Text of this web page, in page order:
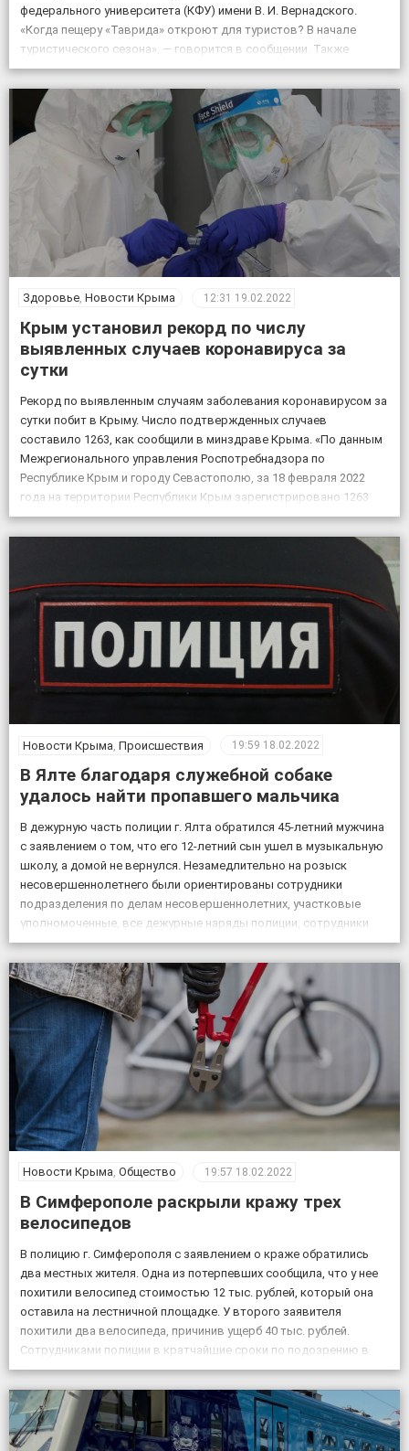
федерального университета (КФУ) имени В. И. Вернадского.
«Когда пещеру «Таврида» откроют для туристов? В начале
туристического сезона», — говорится в сообщении. Также
отмечается, что посещение «Тавриды» будет полностью
безопасным. За возможным движением грунтов и камней […]
Здоровье, Новости Крыма 12:31 19.02.2022
Крым установил рекорд по числу
выявленных случаев коронавируса за
сутки
Рекорд по выявленным случаям заболевания коронавирусом за
сутки побит в Крыму. Число подтвержденных случаев
составило 1263, как сообщили в минздраве Крыма. «По данным
Межрегионального управления Роспотребнадзора по
Республике Крым и городу Севастополю, за 18 февраля 2022
года на территории Республики Крым зарегистрировано 1263
случая новой коронавирусной инфекции, всего выявлено 151605
положительных на COVID-19», – по […]
Новости Крыма Происшествия 19:59 18.02.2022
В Ялте благодаря служебной собаке
удалось найти пропавшего мальчика
В дежурную часть полиции г. Ялта обратился 45-летний мужчина
с заявлением о том, что его 12-летний сын ушел в музыкальную
школу, а домой не вернулся. Незамедлительно на розыск
несовершеннолетнего были ориентированы сотрудники
подразделения по делам несовершеннолетних, участковые
уполномоченные, все дежурные наряды полиции, сотрудники
патрульной постовой службы, ГИБДД, уголовного розыска.
Также к поисковым мероприятиям привлекли кинолога […]
Новости Крыма, Общество 19:57 18.02.2022
В Симферополе раскрыли кражу трех
велосипедов
В полицию г. Симферополя с заявлением о краже обратились
два местных жителя. Одна из потерпевших сообщила, что у нее
похитили велосипед стоимостью 12 тыс. рублей, который она
оставила на лестничной площадке. У второго заявителя
похитили два велосипеда, причинив ущерб 40 тыс. рублей.
Сотрудниками полиции в кратчайшие сроки по подозрению в
совершении данных преступлений задержаны двое […]